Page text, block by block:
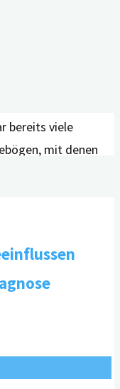
Apathie,
solche
erkennen
bereits viele
mit denen